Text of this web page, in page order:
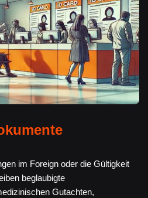
im Foreign oder die Gültigkeit
beglaubigte
Gutachten,